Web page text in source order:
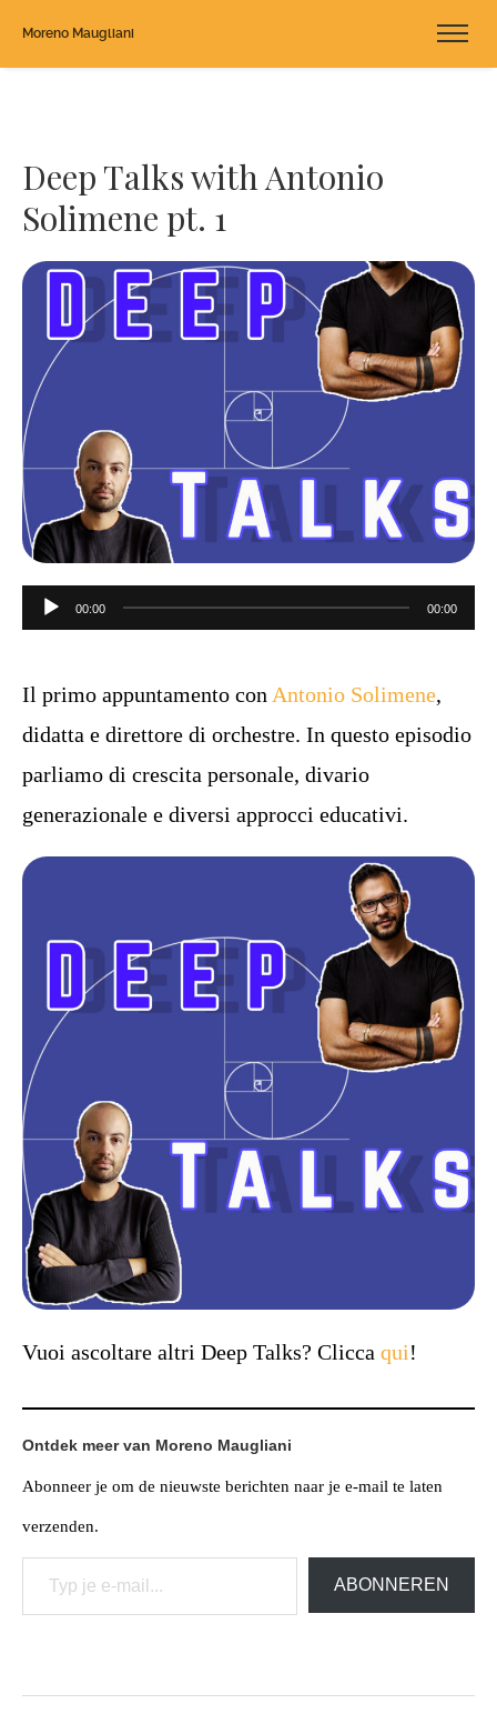
Moreno Maugliani
Deep Talks with Antonio
Solimene pt. 1
Audiospeler
00:00 00:00
Il primo appuntamento con Antonio Solimene,
didatta e direttore di orchestre. In questo episodio
parliamo di crescita personale, divario
generazionale e diversi approcci educativi.
Vuoi ascoltare altri Deep Talks? Clicca qui!
Ontdek meer van Moreno Maugliani
Abonneer je om de nieuwste berichten naar je e-mail te laten
verzenden.
Typ je e-mail...
ABONNEREN